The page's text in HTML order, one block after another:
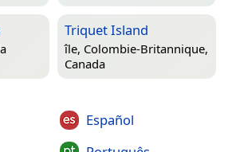
Triquet Island
île, Colombie-Britannique,
Canada
Español